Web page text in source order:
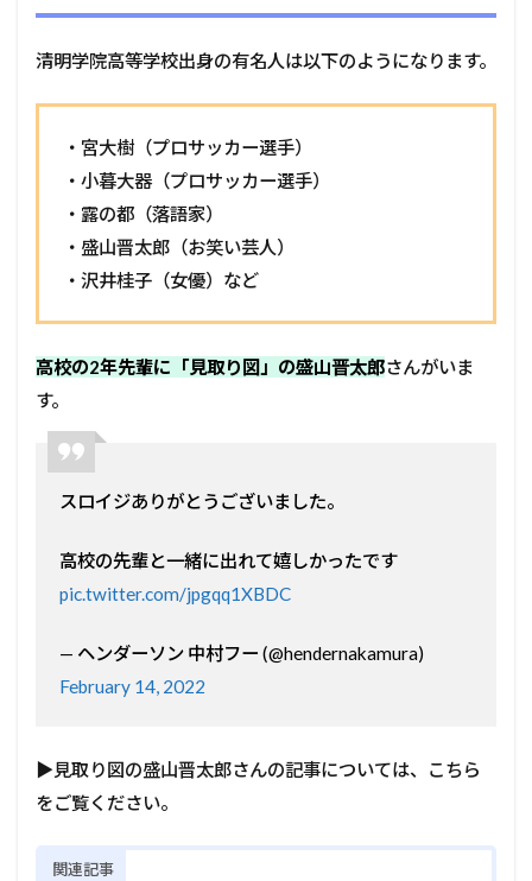
清明学院高等学校出身の有名人は以下のようになります。
・宮大樹（プロサッカー選手）
・小暮大器（プロサッカー選手）
・露の都（落語家）
・盛山晋太郎（お笑い芸人）
・沢井桂子（女優）など
高校の2年先輩に「見取り図」の盛山晋太郎さんがいま
す。
スロイジありがとうございました。
高校の先輩と一緒に出れて嬉しかったです
pic.twitter.com/jpgqq1XBDC
— ヘンダーソン 中村フー (@hendernakamura)
February 14, 2022
▶見取り図の盛山晋太郎さんの記事については、こちら
をご覧ください。
関連記事